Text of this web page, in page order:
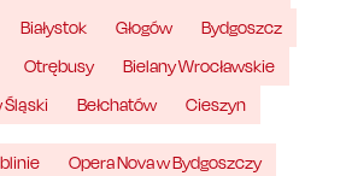
Białystok Głogów
Bydgoszcz
Otrębusy
Bielany Wrocławskie
Śląski Bełchatów Cieszyn
Opera Nova w Bydgoszczy